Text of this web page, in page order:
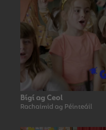
Bígí ag Ceol
Rachaimid ag Péinteáil